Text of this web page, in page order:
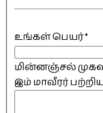
உங்கள் பெயர்*
மின்னஞ்சல்
இம் மாவீரர்